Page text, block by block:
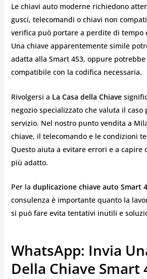
Le chiavi auto moderne richiedono
gusci, telecomandi o chiavi non
verifica può portare a perdite di tempo
Una chiave apparentemente simile
adatta alla Smart 453, oppure potrebbe
compatibile con la codifica necessaria.
Rivolgersi a La Casa della Chiave
negozio specializzato che valuta il
servizio. Nel nostro punto vendita a
chiave, il telecomando e le condizioni
Questo aiuta a evitare errori e a capire
più adatto.
Per la duplicazione chiave auto Smart
consulenza è importante quanto la
si può fare evita tentativi inutili e
WhatsApp: Invia
Della Chiave Smart